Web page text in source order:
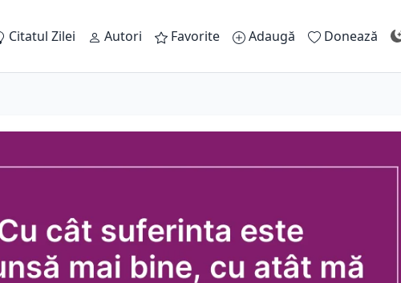
Citatul Zilei Autori Favorite Adaugă Donează